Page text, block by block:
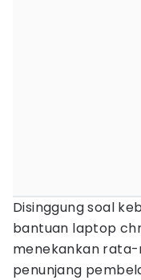
Disinggung soal
bantuan laptop
menekankan
penunjang